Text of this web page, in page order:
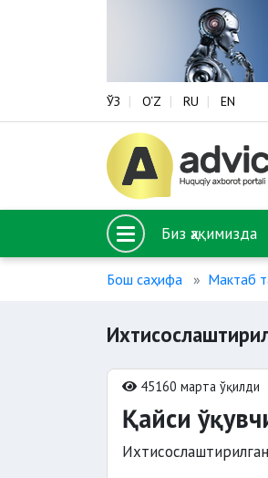
ЎЗ O‘Z RU EN
Биз ҳақимизда
Бош саҳифа Мактаб
45160 марта ўқилди
Қайси